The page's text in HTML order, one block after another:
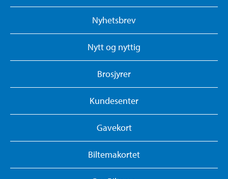
Nyhetsbrev
Nytt og nyttig
Brosjyrer
Kundesenter
Gavekort
Biltemakortet